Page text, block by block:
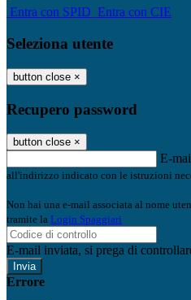
Entra con SPID Entra con CIE
Seleziona utente
button close ×
Recupero password
button close ×
E-
all'indirizzo indicato con le istruzioni
Non hai una e-mail associata al nome
tramite la Login Spaggiari
E-mail inviata, si prega di
Errore